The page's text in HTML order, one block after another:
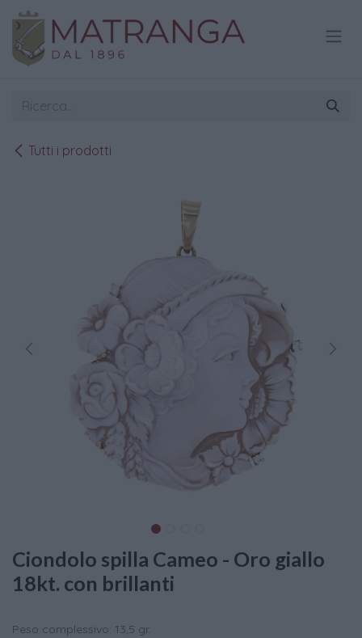
Passa al contenuto
Tutti i prodotti
Ciondolo spilla Cameo - Oro giallo
18kt. con brillanti
Peso complessivo: 13,5 gr.